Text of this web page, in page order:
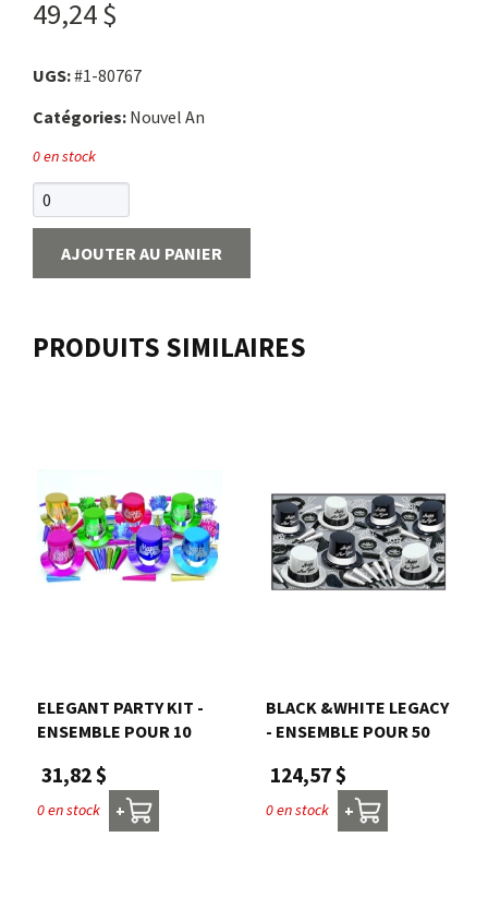
49,24 $
UGS:#1-80767
Catégories: Nouvel An
0 en stock
AJOUTER AU PANIER
PRODUITS SIMILAIRES
ELEGANT PARTY KIT -
ENSEMBLE POUR 10
31,82 $
0 en stock +
BLACK &WHITE LEGACY
- ENSEMBLE POUR 50
124,57 $
0 en stock +